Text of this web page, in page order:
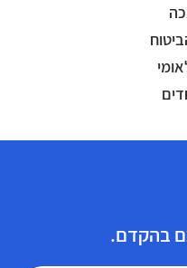
בהקדם.